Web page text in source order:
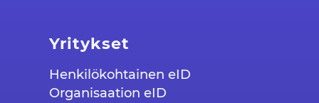
Yritykset
Henkilökohtainen eID
Organisaation eID